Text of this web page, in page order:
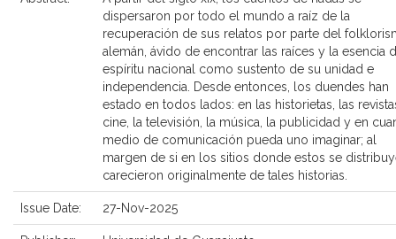
dispersaron por todo el mundo a raíz de la
recuperación de sus relatos por parte del
alemán, ávido de encontrar las raíces y la esencia
espíritu nacional como sustento de su unidad e
independencia. Desde entonces, los duendes han
estado en todos lados: en las historietas, las
cine, la televisión, la música, la publicidad y en
medio de comunicación pueda uno imaginar; al
margen de si en los sitios donde estos se
carecieron originalmente de tales historias.
Issue Date: 27-Nov-2025